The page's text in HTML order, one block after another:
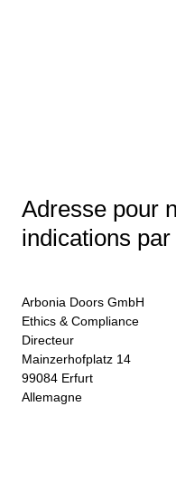
Adresse pour
indications
Arbonia Doors GmbH
Ethics & Compliance
Directeur
Mainzerhofplatz 14
99084 Erfurt
Allemagne